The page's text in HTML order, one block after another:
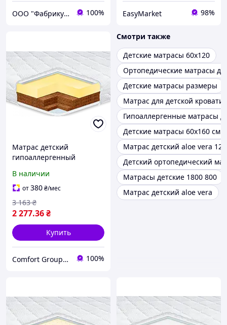
ООО "Фабрикум" - магазин ортопедических матрасов 100% EasyMarket 98%
Матрас детский
гипоаллергенный
пена мемори Kiddy Visco
Cocos Eurosleep
В наличии
от380₴/мес
2 277.36₴
3 163 ₴
Купить
Comfort Group- інтернет-магазин товарів для комфортного сну 100%
Смотри также
Детские матрасы 60х120
Ортопедические матрасы
Детские матрасы размеры
Матрас для детской
Гипоаллергенные матрасы
Детские матрасы 60х160 см
Матрас детский aloe vera
Детский ортопедический
Матрасы детские 1800 800
Матрас детский aloe vera